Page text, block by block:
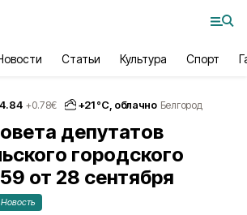
Статьи Культура Спорт
+0.78€ +21°С, облачно Белгород
депутатов
городского
от 28 сентября
Новость